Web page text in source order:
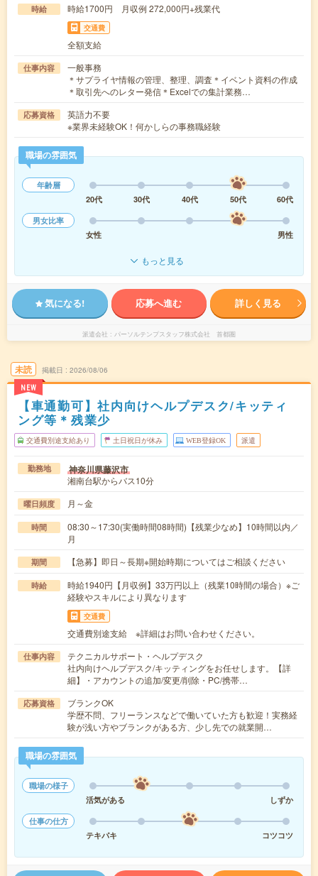
時給 時給1700円 月収例 272,000円+残業代
交通費
全額支給
仕事内容
一般事務
＊サプライヤ情報の管理、整理、調査＊イベント資料の作成
＊取引先へのレター発信＊Excelでの集計業務…
応募資格
英語力不要
※業界未経験OK！何かしらの事務職経験
職場の雰囲気
年齢層
20代
30代 40代 50代
60代
男女比率
女性
男性
もっと見る
気になる! 応募へ進む 詳しく見る
派遣会社 パーソルテンプスタッフ株式会社 首都圏
未読
NEW
掲載日 2026/08/06
【車通勤可】社内向けヘルプデスク/キッティ
ング等＊残業少
交通費別途支給あり 土日祝日が休み WEB登録OK 派遣
勤務地 神奈川県藤沢市
湘南台駅からバス10分
曜日頻度 月～金
時間
08:30～17:30(実働時間08時間)【残業少なめ】10時間以内／
月
期間 【急募】即日～長期※開始時期についてはご相談ください
時給
時給1940円【月収例】33万円以上（残業10時間の場合）※ご
経験やスキルにより異なります
交通費
交通費別途支給 ※詳細はお問い合わせください。
仕事内容
テクニカルサポート・ヘルプデスク
社内向けヘルプデスク/キッティングをお任せします。【詳
細】・アカウントの追加/変更/削除・PC/携帯…
応募資格
ブランクOK
学歴不問、フリーランスなどで働いていた方も歓迎！実務経
験が浅い方やブランクがある方、少し先での就業開…
職場の雰囲気
職場の様子
活気がある
しずか
仕事の仕方
テキパキ
コツコツ